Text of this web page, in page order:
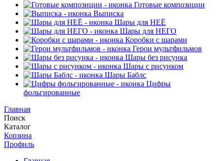
Готовые композиции
Выписка
Шары для НЕЁ
Шары для НЕГО
Коробки с шарами
Герои мультфильмов
Шары без рисунка
Шары с рисунком
Шары Баблс
Цифры
фольгированные
Главная
Поиск
Каталог
Корзина
Профиль